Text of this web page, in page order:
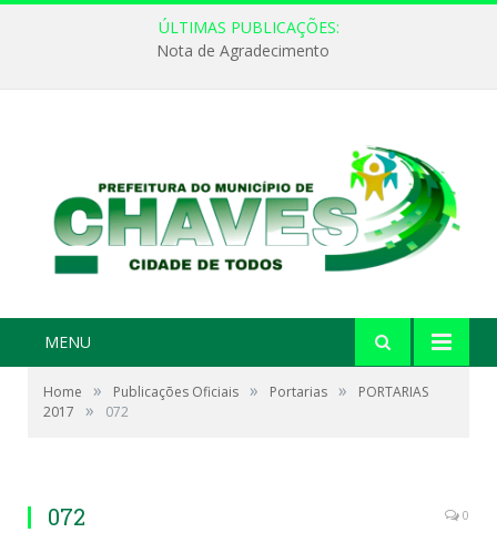
ÚLTIMAS PUBLICAÇÕES:
Nota de Agradecimento
MENU
Home » Publicações Oficiais » Portarias »
PORTARIAS
2017
» 072
072 0